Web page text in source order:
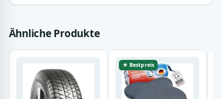
Ähnliche Produkte
★ Bestpreis